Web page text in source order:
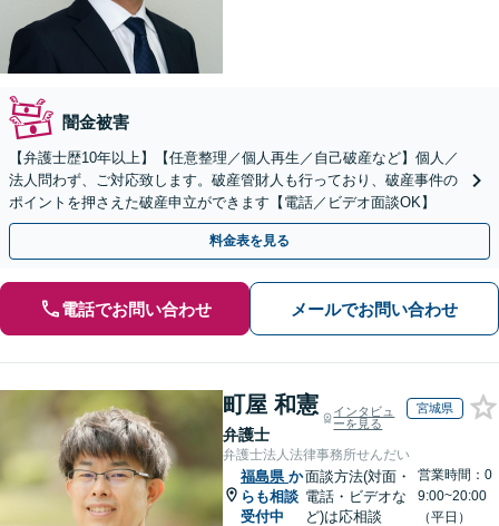
闇金被害
【弁護士歴10年以上】【任意整理／個人再生／自己破産など】個人／
法人問わず、ご対応致します。破産管財人も行っており、破産事件の
ポイントを押さえた破産申立ができます【電話／ビデオ面談OK】
料金表を見る
電話でお問い合わせ メールでお問い合わせ
町屋 和憲
弁護士
インタビュ
ーを見る
宮城県
弁護士法人法律事務所せんだい
福島県 か
らも相談
受付中
面談方法(対面・
電話・ビデオな
ど)は応相談
営業時間：0
9:00~20:00
（平日）